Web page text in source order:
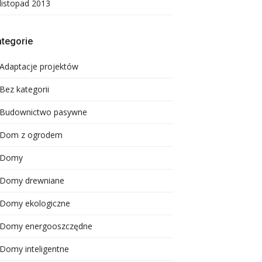
listopad 2013
Adaptacje projektów
Bez kategorii
Budownictwo pasywne
Dom z ogrodem
Domy
Domy drewniane
Domy ekologiczne
Domy energooszczędne
Domy inteligentne